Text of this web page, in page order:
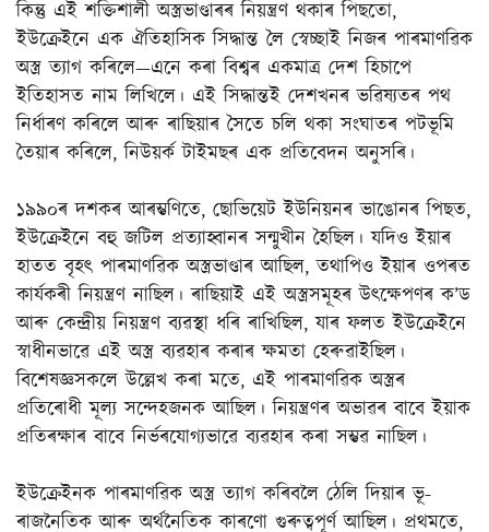
কিন্তু এই শক্তিশালী অস্ত্ৰভাণ্ডাৰৰ নিয়ন্ত্ৰণ থকাৰ পিছতো,
ইউক্ৰেইনে এক ঐতিহাসিক সিদ্ধান্ত লৈ স্বেচ্ছাই নিজৰ পাৰমাণৱিক
অস্ত্ৰ ত্যাগ কৰিলে—এনে কৰা বিশ্বৰ একমাত্ৰ দেশ হিচাপে
ইতিহাসত নাম লিখিলে। এই সিদ্ধান্তই দেশখনৰ ভৱিষ্যতৰ পথ
নিৰ্ধাৰণ কৰিলে আৰু ৰাছিয়াৰ সৈতে চলি থকা সংঘাতৰ পটভূমি
তৈয়াৰ কৰিলে, নিউয়ৰ্ক টাইমছৰ এক প্ৰতিবেদন অনুসৰি।
১৯৯০ৰ দশকৰ আৰম্ভণিতে, ছোভিয়েট ইউনিয়নৰ ভাঙোনৰ পিছত,
ইউক্ৰেইনে বহু জটিল প্ৰত্যাহ্বানৰ সন্মুখীন হৈছিল। যদিও ইয়াৰ
হাতত বৃহৎ পাৰমাণৱিক অস্ত্ৰভাণ্ডাৰ আছিল, তথাপিও ইয়াৰ ওপৰত
কাৰ্যকৰী নিয়ন্ত্ৰণ নাছিল। ৰাছিয়াই এই অস্ত্ৰসমূহৰ উৎক্ষেপণৰ ক’ড
আৰু কেন্দ্ৰীয় নিয়ন্ত্ৰণ ব্যৱস্থা ধৰি ৰাখিছিল, যাৰ ফলত ইউক্ৰেইনে
স্বাধীনভাৱে এই অস্ত্ৰ ব্যৱহাৰ কৰাৰ ক্ষমতা হেৰুৱাইছিল।
বিশেষজ্ঞসকলে উল্লেখ কৰা মতে, এই পাৰমাণৱিক অস্ত্ৰৰ
প্ৰতিৰোধী মূল্য সন্দেহজনক আছিল। নিয়ন্ত্ৰণৰ অভাৱৰ বাবে ইয়াক
প্ৰতিৰক্ষাৰ বাবে নিৰ্ভৰযোগ্যভাৱে ব্যৱহাৰ কৰা সম্ভৱ নাছিল।
ইউক্ৰেইনক পাৰমাণৱিক অস্ত্ৰ ত্যাগ কৰিবলৈ ঠেলি দিয়াৰ ভূ-
ৰাজনৈতিক আৰু অৰ্থনৈতিক কাৰণো গুৰুত্বপূৰ্ণ আছিল। প্ৰথমতে,